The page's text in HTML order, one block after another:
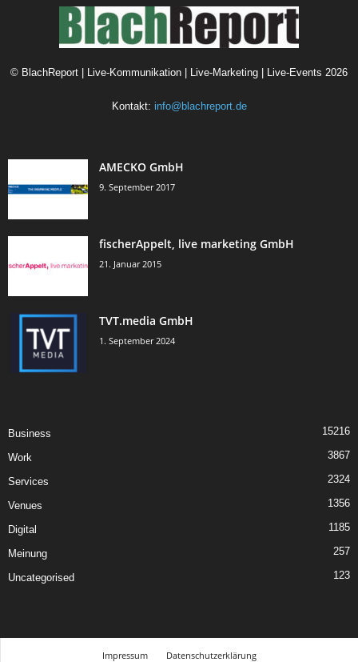
© BlachReport | Live-Kommunikation | Live-Marketing | Live-Events 2026
Kontakt: info@blachreport.de
AMECKO GmbH
9. September 2017
fischerAppelt, live marketing GmbH
21. Januar 2015
TVT.media GmbH
1. September 2024
Business 15216
Work 3867
Services 2324
Venues 1356
Digital 1185
Meinung 257
Uncategorised 123
Impressum
Datenschutzerklärung